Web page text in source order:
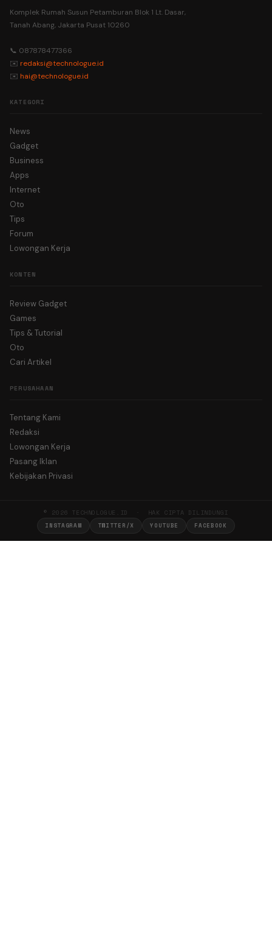
Komplek Rumah Susun Petamburan Blok 1 Lt. Dasar,
Tanah Abang, Jakarta Pusat 10260
📞 087878477366
✉️ redaksi@technologue.id
✉️ hai@technologue.id
KATEGORI
News
Gadget
Business
Apps
Internet
Oto
Tips
Forum
Lowongan Kerja
KONTEN
Review Gadget
Games
Tips & Tutorial
Oto
Cari Artikel
PERUSAHAAN
Tentang Kami
Redaksi
Lowongan Kerja
Pasang Iklan
Kebijakan Privasi
© 2026 TECHNOLOGUE.ID · HAK CIPTA DILINDUNGI
INSTAGRAM TWITTER/X YOUTUBE FACEBOOK